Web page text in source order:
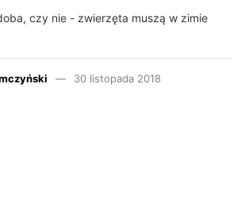
czy nie - zwierzęta muszą w zimie
30 listopada 2018